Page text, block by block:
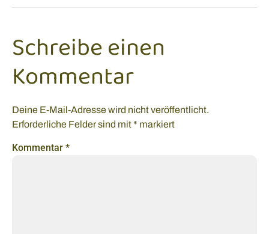
Schreibe einen
Kommentar
Deine E-Mail-Adresse wird nicht veröffentlicht.
Erforderliche Felder sind mit* markiert
Kommentar *